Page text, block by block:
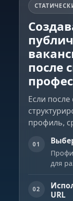
после
Если
профиль,
01
для
02
URL